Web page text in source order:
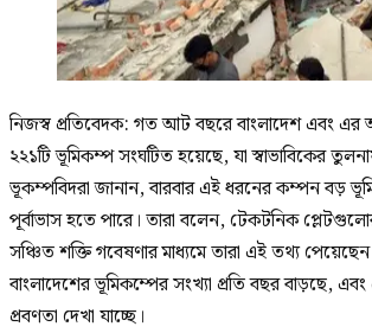
নিজস্ব প্রতিবেদক: গত আট বছরে বাংলাদেশ এবং
২২১টি ভূমিকম্প সংঘটিত হয়েছে, যা স্বাভাবিকের
ভূকম্পবিদরা জানান, বারবার এই ধরনের কম্পন বড়
পূর্বাভাস হতে পারে। তারা বলেন, টেকটনিক
সঞ্চিত শক্তি গবেষণার মাধ্যমে তারা এই তথ্য
বাংলাদেশের ভূমিকম্পের সংখ্যা প্রতি বছর বাড়ছে,
প্রবণতা দেখা যাচ্ছে।